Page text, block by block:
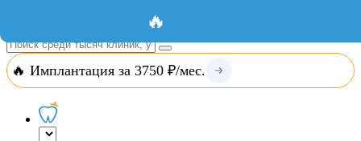
Вход
🔥 Имплантация за 3750 ₽/мес.
🔥